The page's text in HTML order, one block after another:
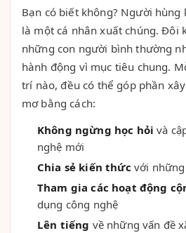
Bạn có biết không? Người
là một cá nhân xuất chúng. Đôi
những con người bình thường
hành động vì mục tiêu chung.
trí nào, đều có thể góp phần
mơ bằng cách:
Không ngừng học hỏi và
nghệ mới
Chia sẻ kiến thức với
Tham gia các hoạt động
dụng công nghệ
Lên tiếng về những vấn đề